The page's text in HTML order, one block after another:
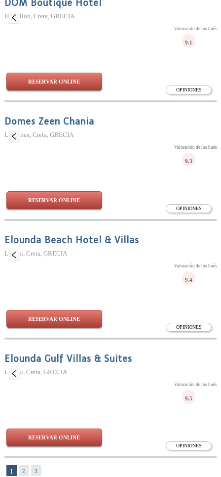
DOM Boutique Hotel
Heraclión, Creta, GRECIA
OPINIONES
Valoración de los
9.1
RESERVAR ONLINE
Domes Zeen Chania
La Canea, Creta, GRECIA
OPINIONES
Valoración de los
9.3
RESERVAR ONLINE
Elounda Beach Hotel & Villas
Lesithi, Creta, GRECIA
OPINIONES
Valoración de los
9.4
RESERVAR ONLINE
Elounda Gulf Villas & Suites
Lesithi, Creta, GRECIA
OPINIONES
Valoración de los
9.5
RESERVAR ONLINE
1 2 3